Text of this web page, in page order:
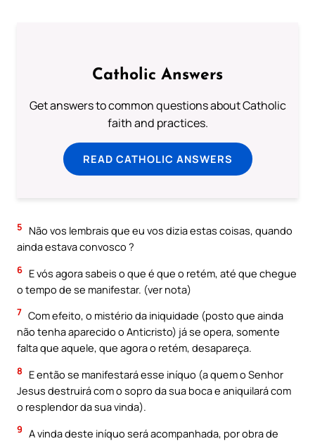
Catholic Answers
Get answers to common questions about Catholic
faith and practices.
READ CATHOLIC ANSWERS
5
Não vos lembrais que eu vos dizia estas coisas, quando
ainda estava convosco ?
6 E vós agora sabeis o que é que o retém, até que chegue
o tempo de se manifestar. (ver nota)
7 Com efeito, o mistério da iniquidade (posto que ainda
não tenha aparecido o Anticristo) já se opera, somente
falta que aquele, que agora o retém, desapareça.
8
E então se manifestará esse iníquo (a quem o Senhor
Jesus destruirá com o sopro da sua boca e aniquilará com
o resplendor da sua vinda).
9 A vinda deste iníquo será acompanhada, por obra de